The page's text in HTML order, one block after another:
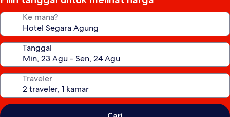
Ke mana?
Tanggal
Traveler